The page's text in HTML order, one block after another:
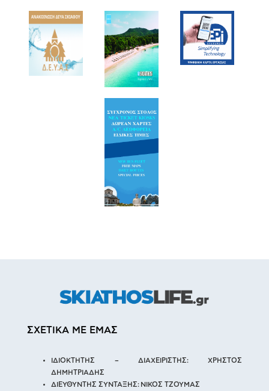
ΣΧΕΤΙΚΑ ΜΕ ΕΜΑΣ
ΙΔΙΟΚΤΗΤΗΣ – ΔΙΑΧΕΙΡΙΣΤΗΣ: ΧΡΗΣΤΟΣ
ΔΗΜΗΤΡΙΑΔΗΣ
ΔΙΕΥΘΥΝΤΗΣ ΣΥΝΤΑΞΗΣ: ΝΙΚΟΣ ΤΖΟΥΜΑΣ